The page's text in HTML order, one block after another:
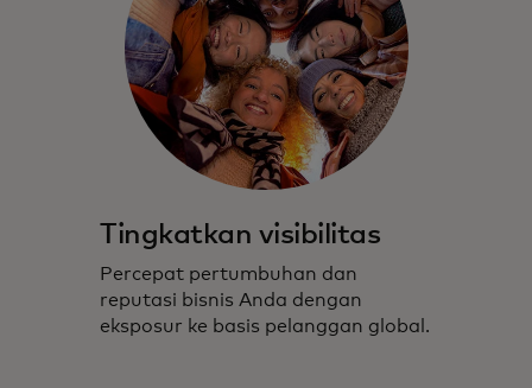
Tingkatkan visibilitas
Percepat pertumbuhan dan
reputasi bisnis Anda dengan
eksposur ke basis pelanggan global.